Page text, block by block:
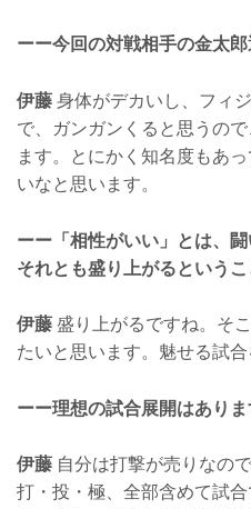
ーー今回の対戦相手の金太
伊藤 身体がデカいし、フィ
で、ガンガンくると思うの
ます。とにかく知名度もあ
いなと思います。
ーー「相性がいい」とは、
それとも盛り上がるというこ
伊藤 盛り上がるですね。そ
たいと思います。魅せる試合
ーー理想の試合展開はありま
伊藤 自分は打撃が売りなの
打・投・極、全部含めて試